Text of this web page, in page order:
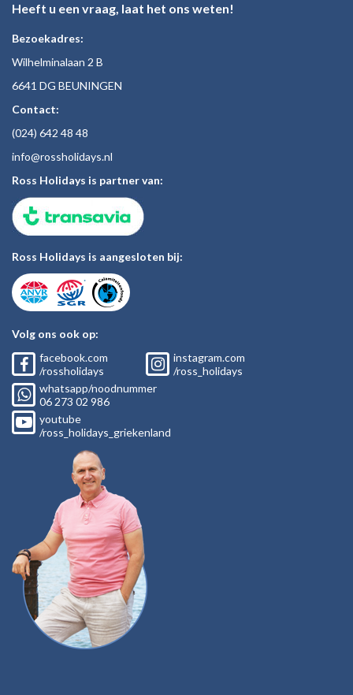
Heeft u een vraag, laat het ons weten!
Bezoekadres:
Wilhelminalaan 2 B
6641 DG BEUNINGEN
Contact:
(024) 642 48 48
info@rossholidays.nl
Ross Holidays is partner van:
Ross Holidays is aangesloten bij:
Volg ons ook op:
facebook.com
/rossholidays
instagram.com
/ross_holidays
whatsapp/noodnummer
06 273 02 986
youtube
/ross_holidays_griekenland